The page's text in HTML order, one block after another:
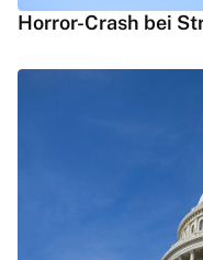
Horror-Crash bei